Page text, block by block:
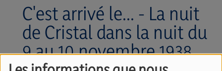
C'est arrivé le... - La nuit
de Cristal dans la nuit du
9 au 10 novembre 1938.